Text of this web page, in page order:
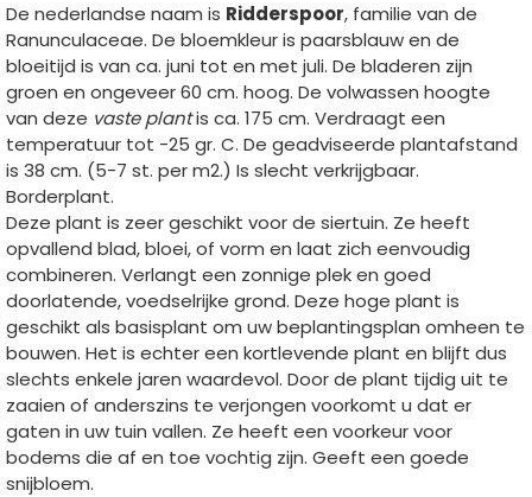
De nederlandse naam is Ridderspoor, familie van de
Ranunculaceae. De bloemkleur is paarsblauw en de
bloeitijd is van ca. juni tot en met juli. De bladeren zijn
groen en ongeveer 60 cm. hoog. De volwassen hoogte
van deze vaste plantis ca. 175 cm. Verdraagt een
temperatuur tot -25 gr. C. De geadviseerde plantafstand
is 38 cm. (5-7 st. per m2.) Is slecht verkrijgbaar.
Borderplant.
Deze plant is zeer geschikt voor de siertuin. Ze heeft
opvallend blad, bloei, of vorm en laat zich eenvoudig
combineren. Verlangt een zonnige plek en goed
doorlatende, voedselrijke grond. Deze hoge plant is
geschikt als basisplant om uw beplantingsplan omheen te
bouwen. Het is echter een kortlevende plant en blijft dus
slechts enkele jaren waardevol. Door de plant tijdig uit te
zaaien of anderszins te verjongen voorkomt u dat er
gaten in uw tuin vallen. Ze heeft een voorkeur voor
bodems die af en toe vochtig zijn. Geeft een goede
snijbloem.